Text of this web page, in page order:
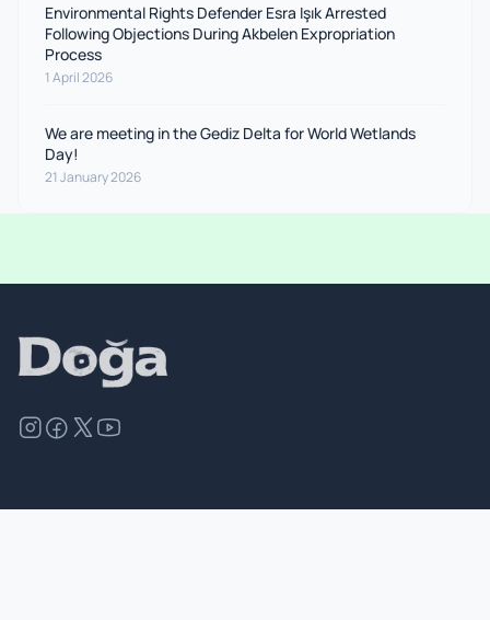
Environmental Rights Defender Esra Işık Arrested
Following Objections During Akbelen Expropriation
Process
1 April 2026
We are meeting in the Gediz Delta for World Wetlands
Day!
21 January 2026